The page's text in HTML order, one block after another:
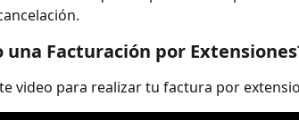
una Facturación por
video para realizar tu factura por